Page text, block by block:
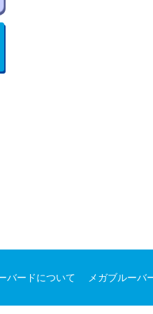
バードについて メガブルーバ